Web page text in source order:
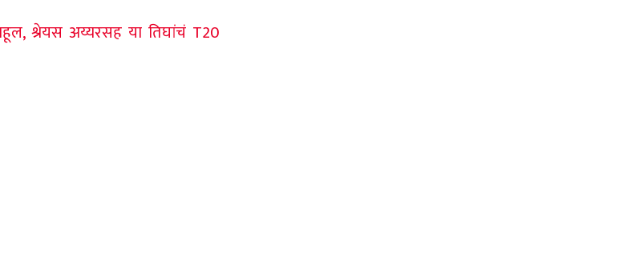
श्रेयस अय्यरसह या तिघांचं T20